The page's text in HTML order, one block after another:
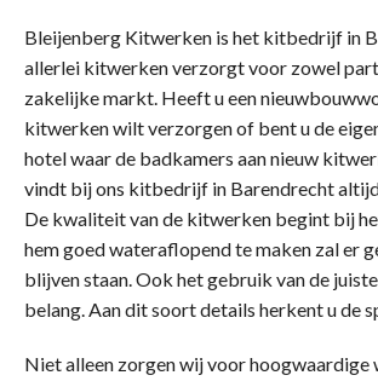
Bleijenberg Kitwerken is het kitbedrijf in
allerlei kitwerken verzorgt voor zowel
zakelijke markt. Heeft u een
kitwerken wilt verzorgen of bent u de
hotel waar de badkamers aan nieuw
vindt bij ons kitbedrijf in Barendrecht
De kwaliteit van de kitwerken begint bij
hem goed wateraflopend te maken zal er
blijven staan. Ook het gebruik van de
belang. Aan dit soort details herkent u de
Niet alleen zorgen wij voor hoogwaardige